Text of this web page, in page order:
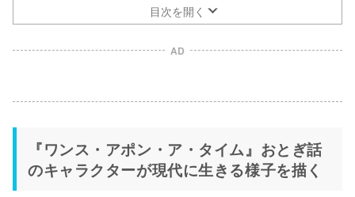
女王のキャラクターが登場！
目次を開く
AD
『ワンス・アポン・ア・タイム』おとぎ話
のキャラクターが現代に生きる様子を描く